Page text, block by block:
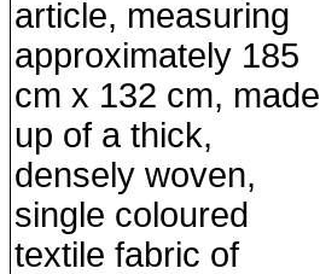
article, measuring
approxi­mately 185
cm x 132 cm, made
up of a thick,
densely woven,
single coloured
textile fabric of